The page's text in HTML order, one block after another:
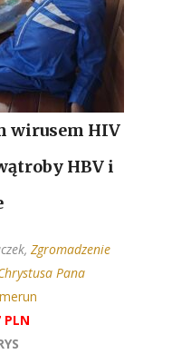
wirusem HIV
HBV i
Zgromadzenie
Pana
PLN